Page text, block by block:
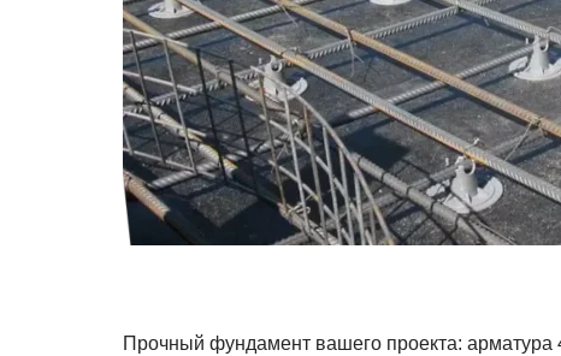
Прочный фундамент вашего проекта: